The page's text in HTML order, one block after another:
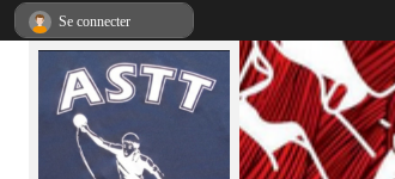
Se connecter
Panneau de gestion des cookies